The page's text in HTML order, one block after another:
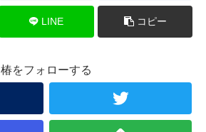
LINE コピー
椿をフォローする